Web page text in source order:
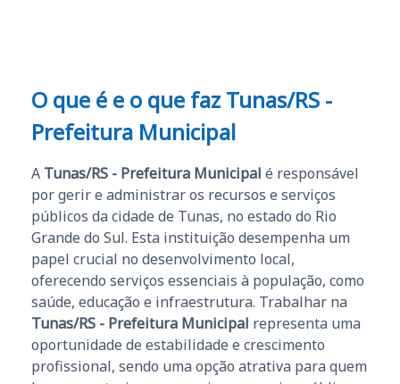
O que é e o que faz Tunas/RS -
Prefeitura Municipal
A Tunas/RS - Prefeitura Municipal é responsável
por gerir e administrar os recursos e serviços
públicos da cidade de Tunas, no estado do Rio
Grande do Sul. Esta instituição desempenha um
papel crucial no desenvolvimento local,
oferecendo serviços essenciais à população, como
saúde, educação e infraestrutura. Trabalhar na
Tunas/RS - Prefeitura Municipal representa uma
oportunidade de estabilidade e crescimento
profissional, sendo uma opção atrativa para quem